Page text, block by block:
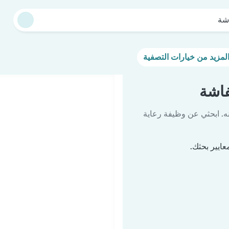
ابحثي عن وظيفة رعاية
بحثك.